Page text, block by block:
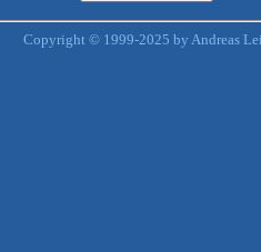
Copyright © 1999-2025 by Andreas